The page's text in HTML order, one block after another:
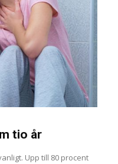
tio år
Upp till 80 procent